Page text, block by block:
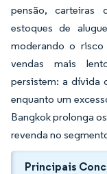
pensão, carteiras
estoques de
moderando o
vendas mais
persistem: a dívida
enquanto um
Bangkok prolonga
revenda no
Principais